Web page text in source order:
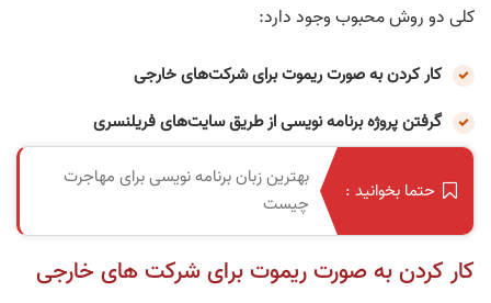
کلی دو روش محبوب وجود دارد:
کار کردن به صورت ریموت برای شرکت‌های خارجی
گرفتن پروژه برنامه نویسی از طریق سایت‌های فریلنسری
حتما بخوانید :
بهترین زبان برنامه نویسی برای مهاجرت
چیست
کار کردن به صورت ریموت برای شرکت های خارجی